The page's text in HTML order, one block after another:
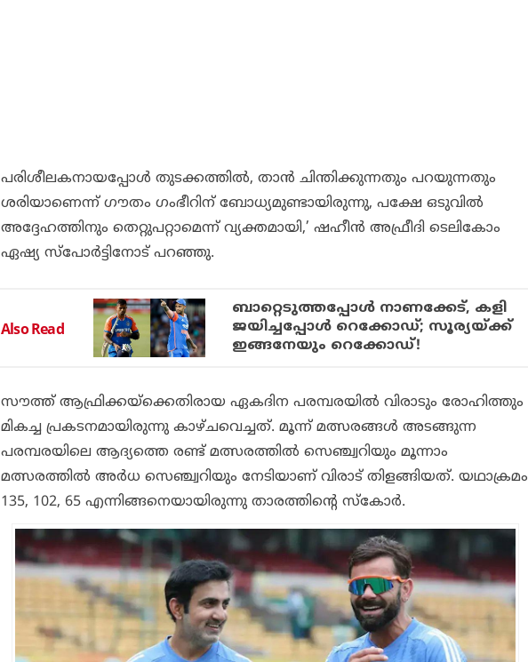
പരിശീലകനായപ്പോള്‍ തുടക്കത്തില്‍, താന്‍ ചിന്തിക്കുന്നതും പറയുന്നതും
ശരിയാണെന്ന് ഗൗതം ഗംഭീറിന് ബോധ്യമുണ്ടായിരുന്നു, പക്ഷേ ഒടുവില്‍
അദ്ദേഹത്തിനും തെറ്റുപറ്റാമെന്ന് വ്യക്തമായി,’ ഷഹീന്‍ അഫ്രീദി ടെലികോം
ഏഷ്യ സ്‌പോര്‍ട്ടിനോട് പറഞ്ഞു.
Also Read
ബാറ്റെടുത്തപ്പോള്‍ നാണക്കേട്, കളി
ജയിച്ചപ്പോള്‍ റെക്കോഡ്; സൂര്യയ്ക്ക്
ഇങ്ങനേയും റെക്കോഡ്!
സൗത്ത് ആഫ്രിക്കയ്‌ക്കെതിരായ ഏകദിന പരമ്പരയില്‍ വിരാടും രോഹിത്തും
മികച്ച പ്രകടനമായിരുന്നു കാഴ്ചവെച്ചത്. മൂന്ന് മത്സരങ്ങള്‍ അടങ്ങുന്ന
പരമ്പരയിലെ ആദ്യത്തെ രണ്ട് മത്സരത്തില്‍ സെഞ്ച്വറിയും മൂന്നാം
മത്സരത്തില്‍ അര്‍ധ സെഞ്ച്വറിയും നേടിയാണ് വിരാട് തിളങ്ങിയത്. യഥാക്രമം
135, 102, 65 എന്നിങ്ങനെയായിരുന്നു താരത്തിന്റെ സ്‌കോര്‍.